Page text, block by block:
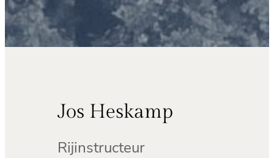
Jos Heskamp
Rijinstructeur